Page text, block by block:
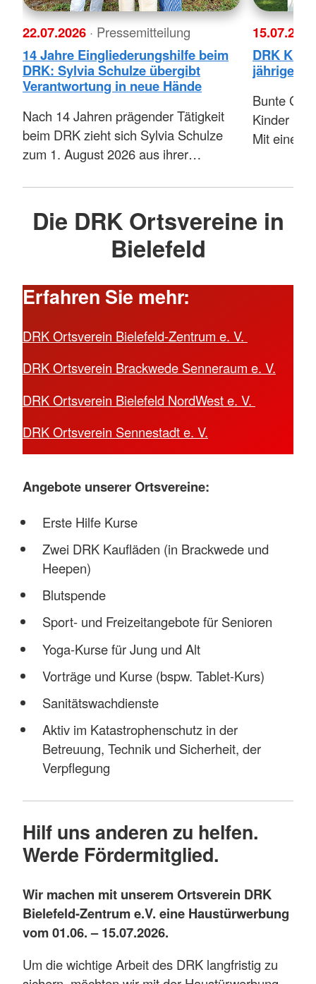
22.07.2026 · Pressemitteilung
14 Jahre Eingliederungshilfe beim
DRK: Sylvia Schulze übergibt
Verantwortung in neue Hände
Nach 14 Jahren prägender Tätigkeit
beim DRK zieht sich Sylvia Schulze
zum 1. August 2026 aus ihrer…
DRK Kita
jähriges
Bunte
Kinder
Mit einem
Die DRK Ortsvereine in
Bielefeld
Erfahren Sie mehr:
DRK Ortsverein Bielefeld-Zentrum e. V.
DRK Ortsverein Brackwede Senneraum e. V.
DRK Ortsverein Bielefeld NordWest e. V.
DRK Ortsverein Sennestadt e. V.
Angebote unserer Ortsvereine:
Erste Hilfe Kurse
Zwei DRK Kaufläden (in Brackwede und
Heepen)
Blutspende
Sport- und Freizeitangebote für Senioren
Yoga-Kurse für Jung und Alt
Vorträge und Kurse (bspw. Tablet-Kurs)
Sanitätswachdienste
Aktiv im Katastrophenschutz in der
Betreuung, Technik und Sicherheit, der
Verpflegung
Hilf uns anderen zu helfen.
Werde Fördermitglied.
Wir machen mit unserem Ortsverein DRK
Bielefeld-Zentrum e.V. eine Haustürwerbung
vom 01.06. – 15.07.2026.
Um die wichtige Arbeit des DRK langfristig zu